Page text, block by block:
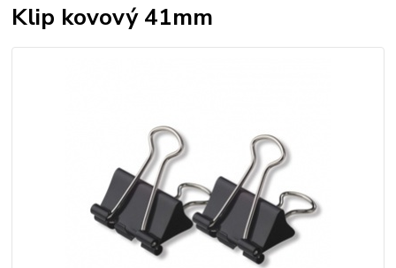
Klip kovový 41mm